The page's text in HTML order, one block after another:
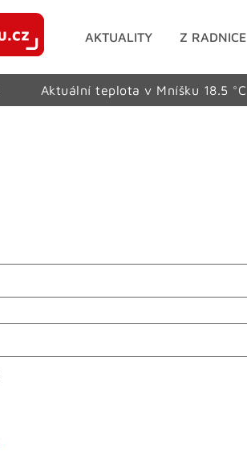
AKTUALITY Z RADNICE
Aktuální teplota v Mníšku 18.5 °C